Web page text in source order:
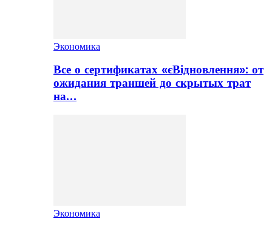
Экономика
Все о сертификатах «єВідновлення»: от
ожидания траншей до скрытых трат
на…
Экономика